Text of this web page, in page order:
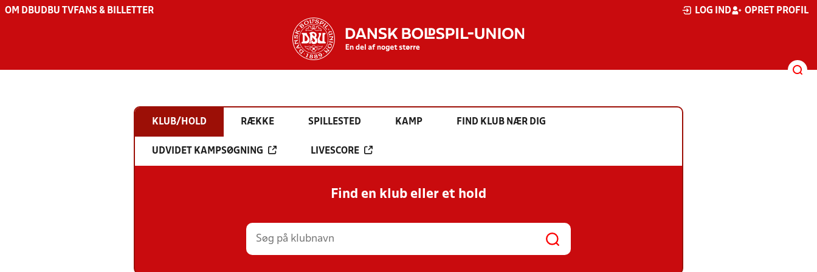
OM DBU DBU TV FANS & BILLETTER LOG IND OPRET PROFIL
KLUB/HOLD RÆKKE SPILLESTED KAMP FIND KLUB NÆR DIG
UDVIDET KAMPSØGNING LIVESCORE
Find en klub eller et hold